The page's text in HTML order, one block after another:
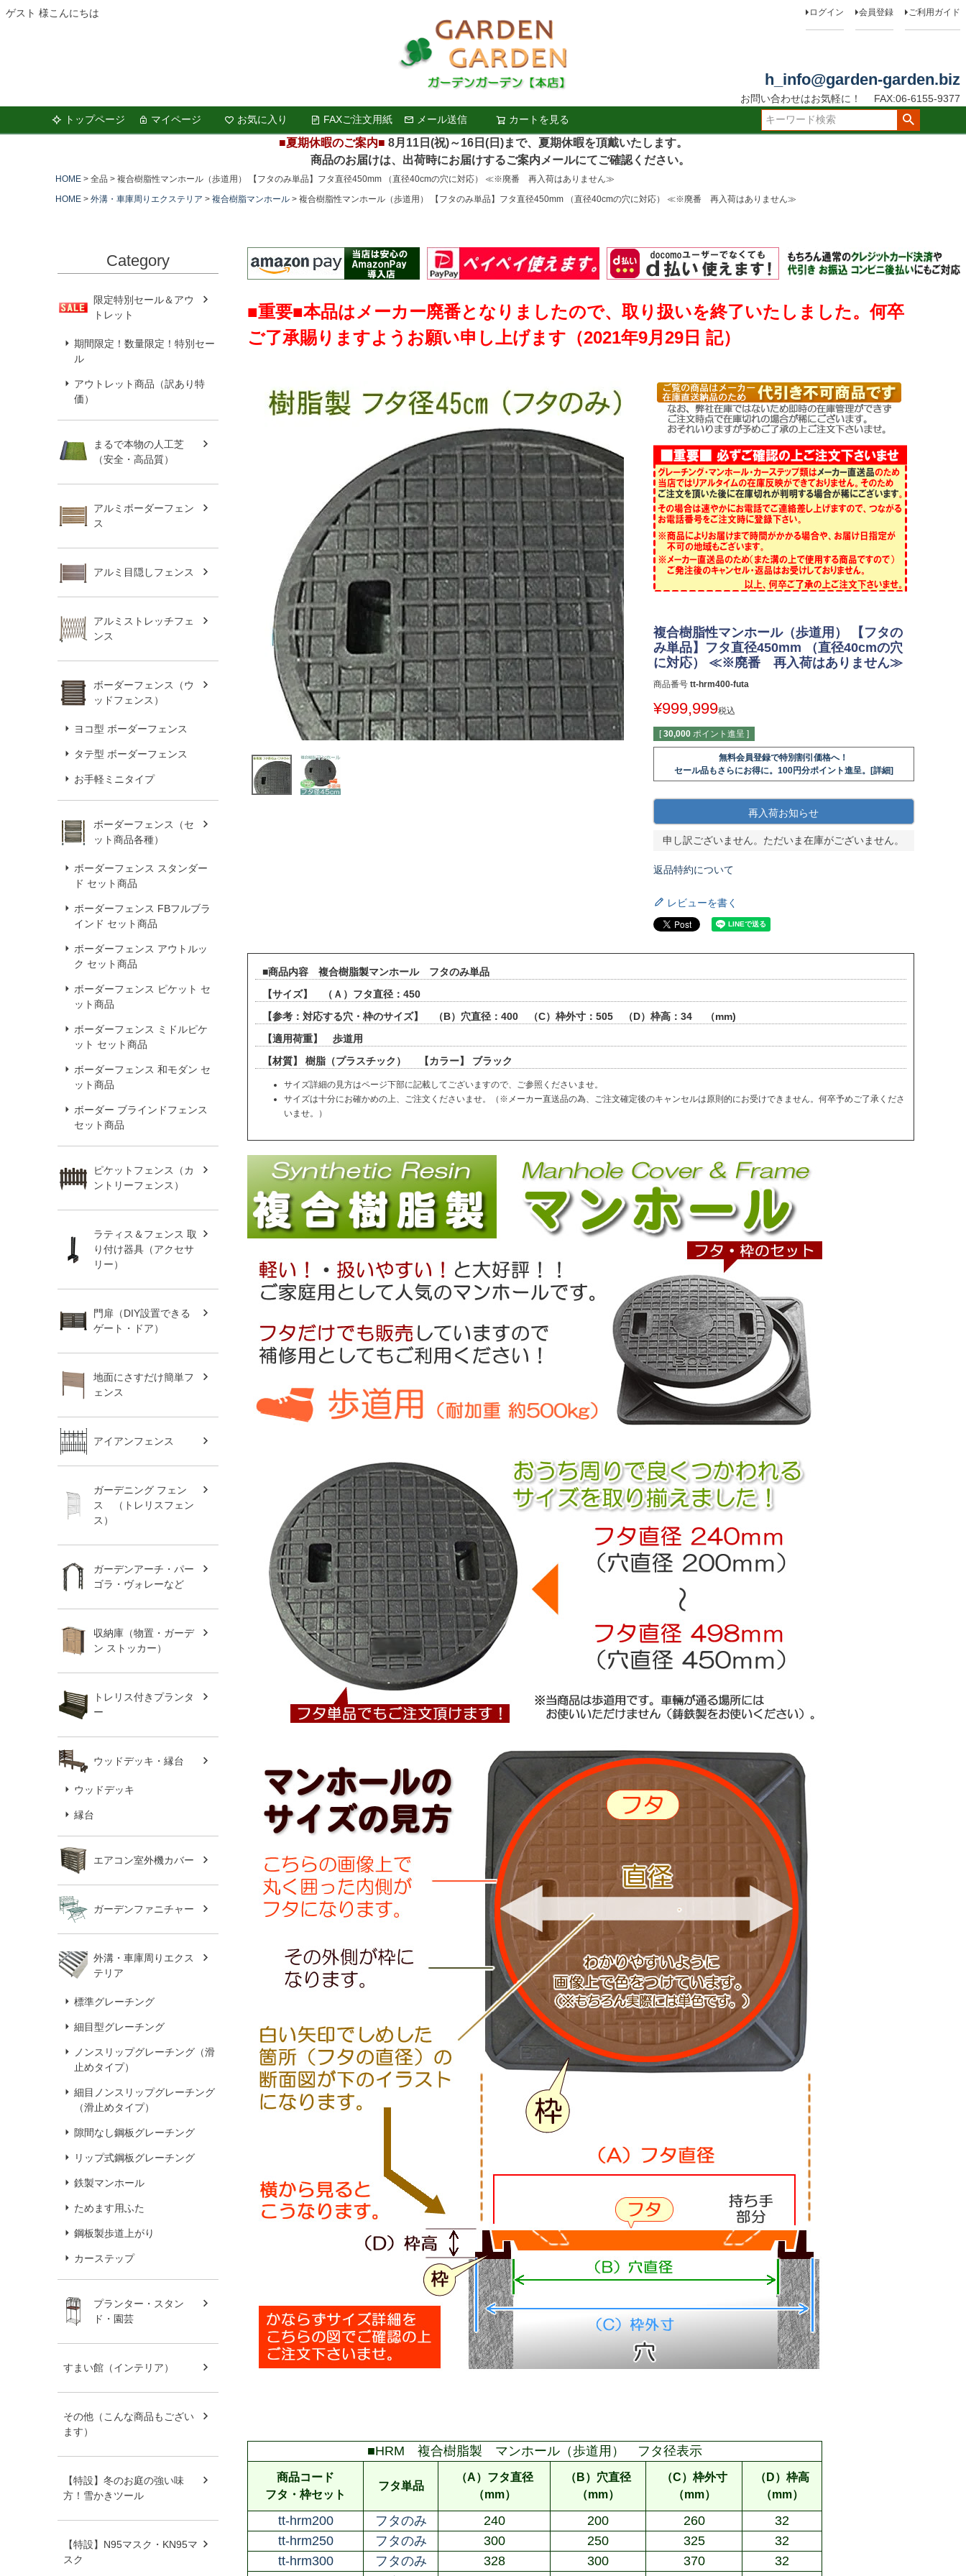
ゲスト 様こんにちは ログイン 会員登録 ご利用ガイド
h_info@garden-garden.biz
お問い合わせはお気軽に！
FAX:06-6155-9377
トップページ
マイページ お気に入り FAXご注文用紙 メール送信 カートを見る
検索
■夏期休暇のご案内■ 8月11日(祝)～16日(日)まで、夏期休暇を頂戴いたします。
商品のお届けは、出荷時にお届けするご案内メールにてご確認ください。
HOME 全品
複合樹脂性マンホール（歩道用） 【フタのみ単品】フタ直径450mm （直径40cmの穴に対応） ≪※廃番 再入荷はありません≫
HOME
外溝・車庫周りエクステリア 複合樹脂マンホール 複合樹脂性マンホール（歩道用） 【フタのみ単品】フタ直径450mm （直径40cmの穴に対応） ≪※廃番 再入荷はありません≫
Category
限定特別セール＆アウ
トレット
期間限定！数量限定！特別セー
ル
アウトレット商品（訳あり特
価）
まるで本物の人工芝
（安全・高品質）
アルミボーダーフェン
ス
アルミ目隠しフェンス
アルミストレッチフェ
ンス
ボーダーフェンス（ウ
ッドフェンス）
ヨコ型 ボーダーフェンス
タテ型 ボーダーフェンス
お手軽ミニタイプ
ボーダーフェンス（セ
ット商品各種）
ボーダーフェンス スタンダー
ド セット商品
ボーダーフェンス FBフルブラ
インド セット商品
ボーダーフェンス アウトルッ
ク セット商品
ボーダーフェンス ピケット セ
ット商品
ボーダーフェンス ミドルピケ
ット セット商品
ボーダーフェンス 和モダン セ
ット商品
ボーダー ブラインドフェンス
セット商品
ピケットフェンス（カ
ントリーフェンス）
ラティス＆フェンス 取
り付け器具（アクセサ
リー）
門扉（DIY設置できる
ゲート・ドア）
地面にさすだけ簡単フ
ェンス
アイアンフェンス
ガーデニング フェン
ス （トレリスフェン
ス）
ガーデンアーチ・パー
ゴラ・ヴォレーなど
収納庫（物置・ガーデ
ン ストッカー）
トレリス付きプランタ
ー
ウッドデッキ・縁台
ウッドデッキ
縁台
エアコン室外機カバー
ガーデンファニチャー
外溝・車庫周りエクス
テリア
標準グレーチング
細目型グレーチング
ノンスリップグレーチング（滑
止めタイプ）
細目ノンスリップグレーチング
（滑止めタイプ）
隙間なし鋼板グレーチング
リップ式鋼板グレーチング
鉄製マンホール
ためます用ふた
鋼板製歩道上がり
カーステップ
プランター・スタン
ド・園芸
すまい館（インテリア）
その他（こんな商品もござい
ます）
【特設】冬のお庭の強い味
方！雪かきツール
【特設】N95マスク・KN95マ
スク
■重要■本品はメーカー廃番となりましたので、取り扱いを終了いたしました。何卒
ご了承賜りますようお願い申し上げます（2021年9月29日 記）
複合樹脂性マンホール（歩道用） 【フタの
み単品】フタ直径450mm （直径40cmの穴
に対応） ≪※廃番 再入荷はありません≫
商品番号 tt-hrm400-futa
¥999,999税込
[ 30,000 ポイント進呈 ]
無料会員登録で特別割引価格へ！
セール品もさらにお得に。100円分ポイント進呈。[詳細]
再入荷お知らせ
申し訳ございません。ただいま在庫がございません。
返品特約について
レビューを書く
■商品内容 複合樹脂製マンホール フタのみ単品
【サイズ】 （Ａ）フタ直径：450
【参考：対応する穴・枠のサイズ】 （B）穴直径：400 （C）枠外寸：505 （D）枠高：34 （mm)
【適用荷重】 歩道用
【材質】 樹脂（プラスチック） 【カラー】 ブラック
サイズ詳細の見方はページ下部に記載してございますので、ご参照くださいませ。
サイズは十分にお確かめの上、ご注文くださいませ。（※メーカー直送品の為、ご注文確定後のキャンセルは原則的にお受けできません。何卒予めご了承くださ
いませ。）
■HRM 複合樹脂製 マンホール（歩道用） フタ径表示
商品コード
フタ・枠セット
フタ単品
（A）フタ直径
（mm）
（B）穴直径
（mm）
（C）枠外寸
（mm）
（D）枠高
（mm）
tt-hrm200 フタのみ 240 200 260
32
tt-hrm250
フタのみ 300 250 325
32
tt-hrm300
フタのみ 328 300 370
32